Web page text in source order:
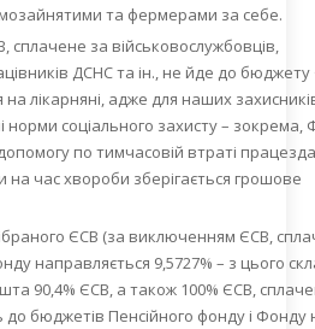
та фермерами за себе.
сплачене за військовослужбовців,
ДСНС та ін., не йде до
лікарняні, адже для наших
норми соціального захисту – зокрема,
по тимчасовій втраті
на час хвороби зберігається грошове
ЄСВ (за виключенням ЄСВ,
направляється 9,5727% – з цього
90,4% ЄСВ, а також 100% ЄСВ,
до бюджетів Пенсійного фонду і Фонду